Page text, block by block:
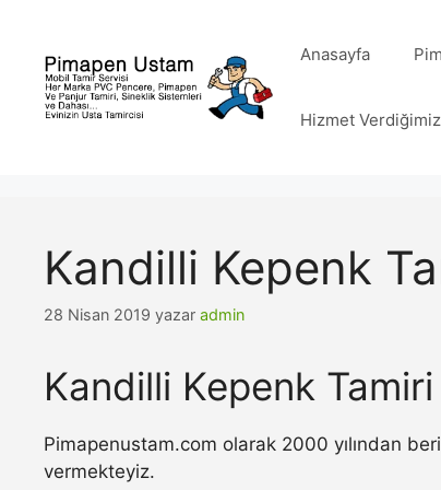
Anasayfa
Hizmet
Kandilli Kepenk
28 Nisan 2019 yazar admin
Kandilli Kepenk Tamiri
Pimapenustam.com olarak 2000 yılından
vermekteyiz.